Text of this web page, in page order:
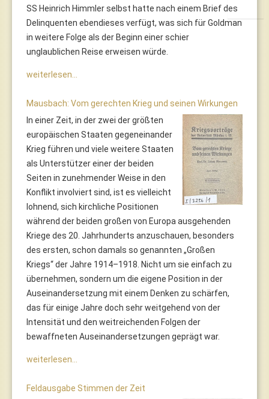
SS Heinrich Himmler selbst hatte nach einem Brief des
Delinquenten ebendieses verfügt, was sich für Goldman
in weitere Folge als der Beginn einer schier
unglaublichen Reise erweisen würde.
weiterlesen...
Mausbach: Vom gerechten Krieg und seinen Wirkungen
In einer Zeit, in der zwei der größten
europäischen Staaten gegeneinander
Krieg führen und viele weitere Staaten
als Unterstützer einer der beiden
Seiten in zunehmender Weise in den
Konflikt involviert sind, ist es vielleicht
lohnend, sich kirchliche Positionen
während der beiden großen von Europa ausgehenden
Kriege des 20. Jahrhunderts anzuschauen, besonders
des ersten, schon damals so genannten „Großen
Kriegs“ der Jahre 1914–1918. Nicht um sie einfach zu
übernehmen, sondern um die eigene Position in der
Auseinandersetzung mit einem Denken zu schärfen,
das für einige Jahre doch sehr weitgehend von der
Intensität und den weitreichenden Folgen der
bewaffneten Auseinandersetzungen geprägt war.
weiterlesen...
Feldausgabe Stimmen der Zeit